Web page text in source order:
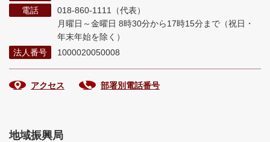
電話
018-860-1111（代表）
月曜日～金曜日 8時30分から17時15分まで （祝日・
年末年始を除く）
法人番号
1000020050008
アクセス 部署別電話番号
地域振興局